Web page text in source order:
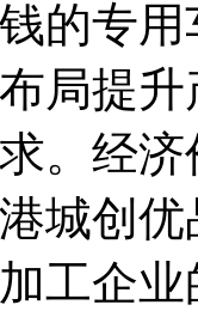
的专
局提
。经
城创
工企